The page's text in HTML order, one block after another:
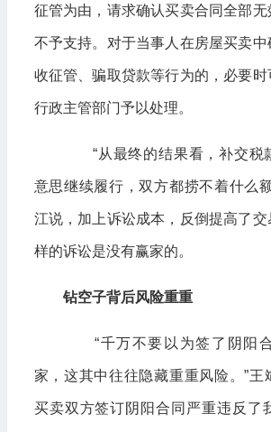
征管为由，请求确认买卖合同全部无
不予支持。对于当事人在房屋买卖
收征管、骗取贷款等行为的，必要
行政主管部门予以处理。
“从最终的结果看，补交税
意思继续履行，双方都捞不着什么
江说，加上诉讼成本，反倒提高了
样的诉讼是没有赢家的。
钻空子背后风险重重
“千万不要以为签了阴阳合
家，这其中往往隐藏重重风险。”王
买卖双方签订阴阳合同严重违反了